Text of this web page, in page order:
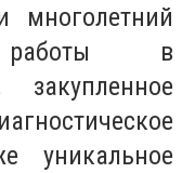
многолетний
в
закупленное
уникальное